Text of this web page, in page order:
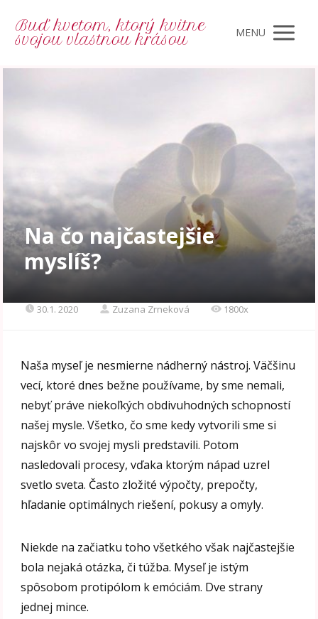
Buď kvetom, ktorý kvitne
svojou vlastnou krásou
MENU
Na čo najčastejšie
myslíš?
30.1. 2020 Zuzana Zrneková 1800x
Naša myseľ je nesmierne nádherný nástroj. Väčšinu
vecí, ktoré dnes bežne používame, by sme nemali,
nebyť práve niekoľkých obdivuhodných schopností
našej mysle. Všetko, čo sme kedy vytvorili sme si
najskôr vo svojej mysli predstavili. Potom
nasledovali procesy, vďaka ktorým nápad uzrel
svetlo sveta. Často zložité výpočty, prepočty,
hľadanie optimálnych riešení, pokusy a omyly.
Niekde na začiatku toho všetkého však najčastejšie
bola nejaká otázka, či túžba. Myseľ je istým
spôsobom protipólom k emóciám. Dve strany
jednej mince.